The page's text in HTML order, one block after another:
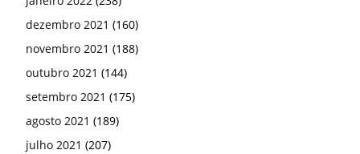
dezembro 2021 (160)
novembro 2021 (188)
outubro 2021 (144)
setembro 2021 (175)
agosto 2021 (189)
julho 2021 (207)